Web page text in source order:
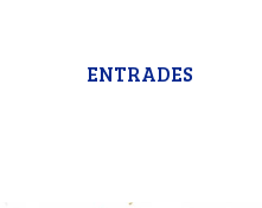
ENTRADES